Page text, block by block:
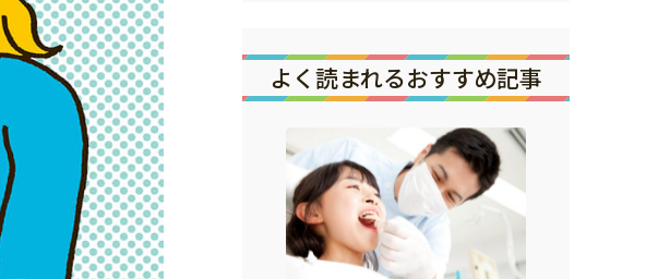
よく読まれるおすすめ記事